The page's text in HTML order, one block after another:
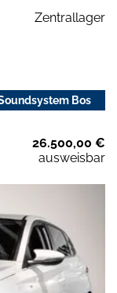
Zentrallager
Bos
26.500,00 €
ausweisbar